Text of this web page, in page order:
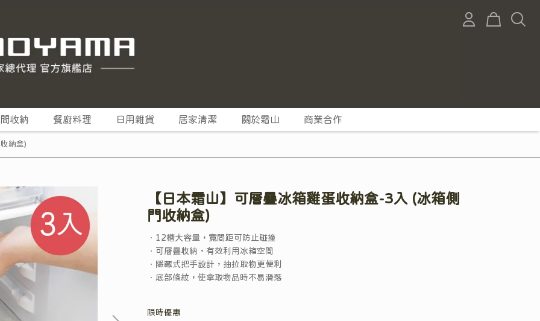
收納 餐廚料理 日用雜貨 居家清潔 關於霜山 商業合作
納盒)
【日本霜山】可層疊冰箱雞蛋收納盒-3入 (冰箱側
門收納盒)
．12槽大容量，寬間距可防止碰撞
．可層疊收納，有效利用冰箱空間
．隱藏式把手設計，抽拉取物更便利
．底部條紋，使拿取物品時不易滑落
限時優惠